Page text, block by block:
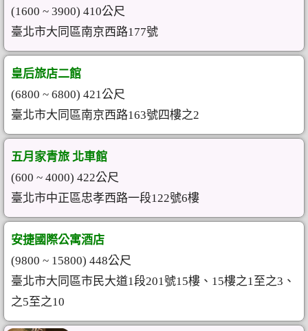
(1600 ~ 3900) 410公尺
臺北市大同區南京西路177號
皇后旅店二館
(6800 ~ 6800) 421公尺
臺北市大同區南京西路163號四樓之2
五月家青旅 北車館
(600 ~ 4000) 422公尺
臺北市中正區忠孝西路一段122號6樓
安捷國際公寓酒店
(9800 ~ 15800) 448公尺
臺北市大同區市民大道1段201號15樓、15樓之1至之3、
之5至之10